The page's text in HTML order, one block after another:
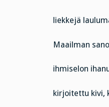
liekkejä
Maailman
ihmiselon
kirjoitettu kivi,